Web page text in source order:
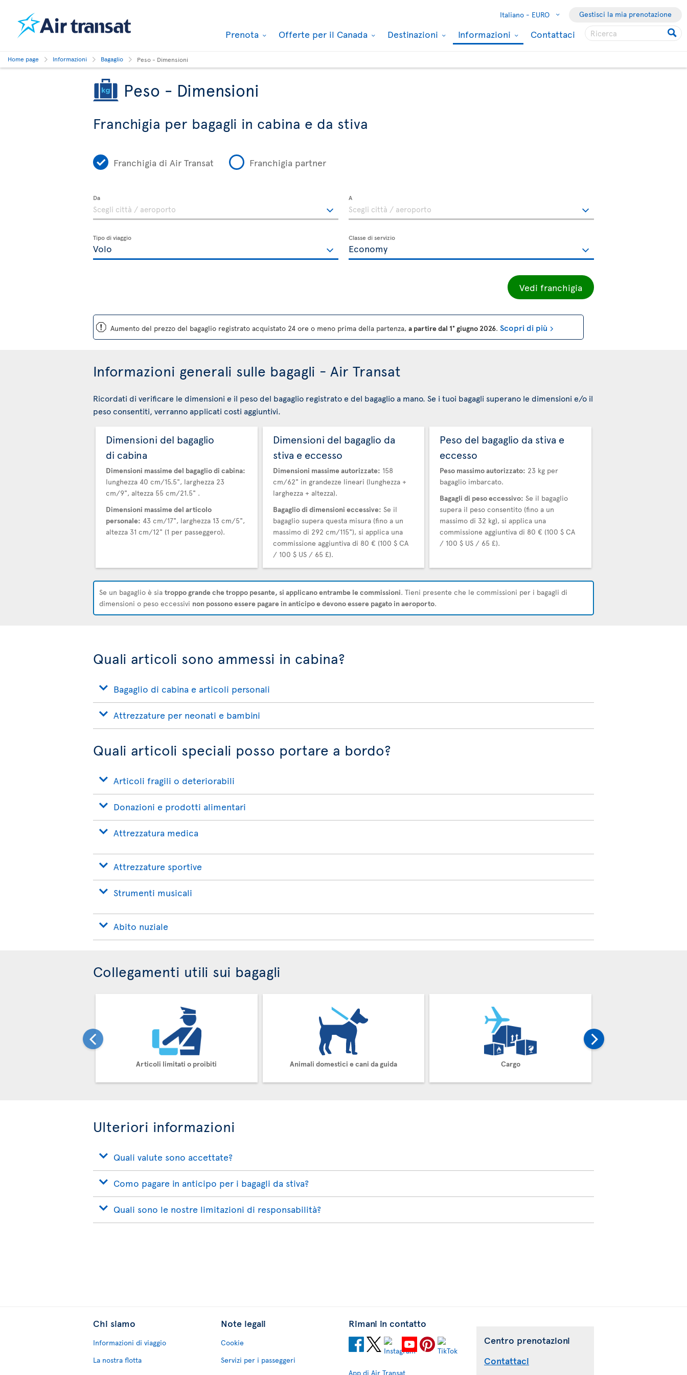
Italiano - EURO Gestisci la mia prenotazione
Prenota Offerte per il Canada Destinazioni Informazioni Contattaci
Home page Informazioni Bagaglio Peso - Dimensioni
Peso - Dimensioni
Franchigia per bagagli in cabina e da stiva
Franchigia di Air Transat Franchigia partner
Da A
Tipo di viaggio Classe di servizio
Vedi franchigia
ü Aumento del prezzo del bagaglio registrato acquistato 24 ore o meno prima della partenza, a partire dal 1° giugno 2026. Scopri di più
Informazioni generali sulle bagagli - Air Transat
Ricordati di verificare le dimensioni e il peso del bagaglio registrato e del bagaglio a mano. Se i tuoi bagagli superano le dimensioni e/o il
peso consentiti, verranno applicati costi aggiuntivi.
Dimensioni del bagaglio
di cabina
Dimensioni massime del bagaglio di cabina:
lunghezza 40 cm/15.5", larghezza 23
cm/9", altezza 55 cm/21.5" .
Dimensioni massime del articolo
personale: 43 cm/17", larghezza 13 cm/5",
altezza 31 cm/12" (1 per passeggero).
Dimensioni del bagaglio da
stiva e eccesso
Dimensioni massime autorizzate: 158
cm/62" in grandezze lineari (lunghezza +
larghezza + altezza).
Bagaglio di dimensioni eccessive: Se il
bagaglio supera questa misura (fino a un
massimo di 292 cm/115"), si applica una
commissione aggiuntiva di 80 € (100 $ CA
/ 100 $ US / 65 £).
Peso del bagaglio da stiva e
eccesso
Peso massimo autorizzato: 23 kg per
bagaglio imbarcato.
Bagagli di peso eccessivo: Se il bagaglio
supera il peso consentito (fino a un
massimo di 32 kg), si applica una
commissione aggiuntiva di 80 € (100 $ CA
/ 100 $ US / 65 £).
Se un bagaglio è sia troppo grande che troppo pesante, si applicano entrambe le commissioni. Tieni presente che le commissioni per i bagagli di
dimensioni o peso eccessivi non possono essere pagare in anticipo e devono essere pagato in aeroporto.
Quali articoli sono ammessi in cabina?
Bagaglio di cabina e articoli personali
Attrezzature per neonati e bambini
Quali articoli speciali posso portare a bordo?
Articoli fragili o deteriorabili
Donazioni e prodotti alimentari
Attrezzatura medica
Attrezzature sportive
Strumenti musicali
Abito nuziale
Collegamenti utili sui bagagli
Articoli limitati o proibiti Animali domestici e cani da guida Cargo
Ulteriori informazioni
Quali valute sono accettate?
Como pagare in anticipo per i bagagli da stiva?
Quali sono le nostre limitazioni di responsabilità?
Chi siamo
Informazioni di viaggio
La nostra flotta
Note legali
Cookie
Servizi per i passeggeri
Rimani in contatto
App di Air Transat
Centro prenotazioni
Contattaci